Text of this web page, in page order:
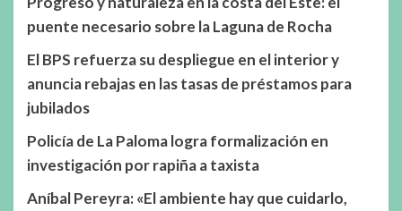
puente necesario sobre la Laguna de Rocha
El BPS refuerza su despliegue en el interior y
anuncia rebajas en las tasas de préstamos para
jubilados
Policía de La Paloma logra formalización en
investigación por rapiña a taxista
Aníbal Pereyra: «El ambiente hay que cuidarlo,